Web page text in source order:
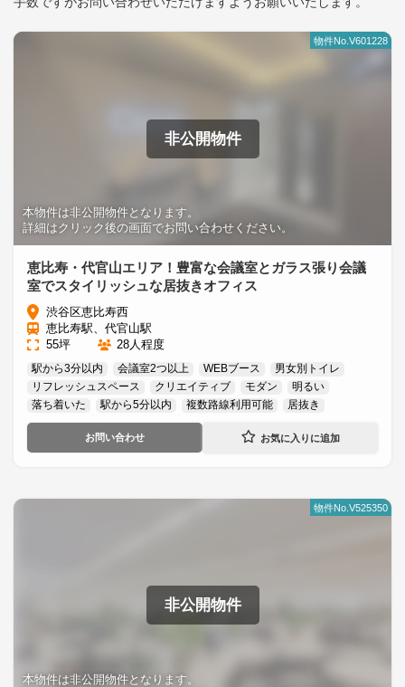
物件No.V601228
非公開物件
本物件は非公開物件となります。
詳細はクリック後の画面でお問い合わせください。
恵比寿・代官山エリア！豊富な会議室とガラス張り会議
室でスタイリッシュな居抜きオフィス
渋谷区恵比寿西
恵比寿駅、代官山駅
55坪
28人程度
駅から3分以内 会議室2つ以上 WEBブース
男女別トイレ
リフレッシュスペース
クリエイティブ モダン
明るい
落ち着いた
駅から5分以内 複数路線利用可能 居抜き
お問い合わせ
物件No.V525350
非公開物件
本物件は非公開物件となります。